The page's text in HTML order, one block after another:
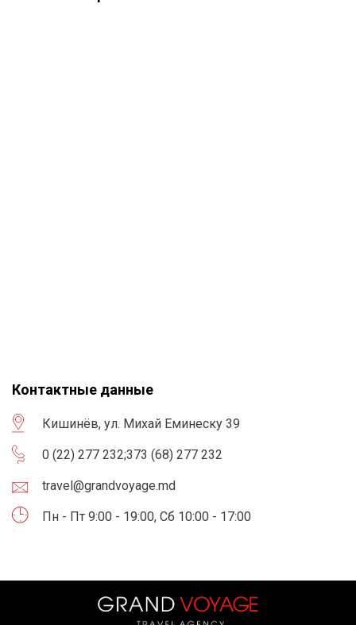
Контактные данные
Кишинёв, ул. Михай Еминеску 39
0 (22) 277 232;373 (68) 277 232
travel@grandvoyage.md
Пн - Пт 9:00 - 19:00, Сб 10:00 - 17:00